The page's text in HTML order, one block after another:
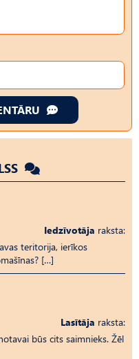
Iedzīvotāja raksta:
teritorija, ierīkos
[…]
Lasītāja raksta:
būs cits saimnieks. Žēl